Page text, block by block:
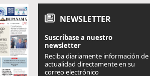
NEWSLETTER
Suscríbase a nuestro
newsletter
Reciba diariamente información de
actualidad directamente en su
correo electrónico